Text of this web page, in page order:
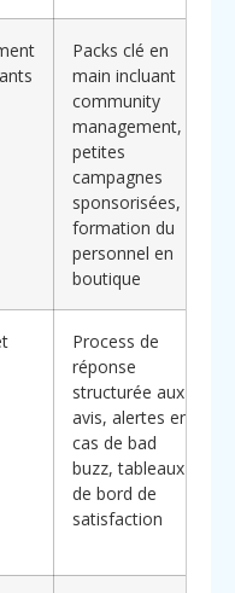
Packs clé en
main incluant
community
management,
petites
campagnes
sponsorisées,
formation du
personnel en
boutique
Process de
réponse
structurée aux
avis, alertes en
cas de bad
buzz, tableaux
de bord de
satisfaction